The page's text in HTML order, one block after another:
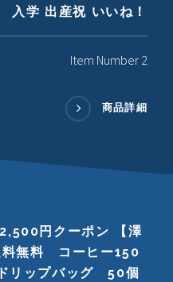
入学 出産祝 いいね！
Item Number 2
商品詳細
円クーポン 【澤
料無料 コーヒー150
リップバッグ 50個